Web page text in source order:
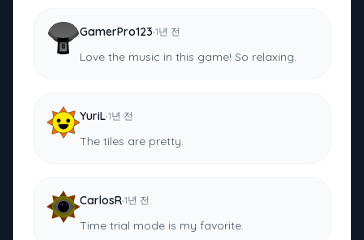
GamerPro123·1년 전
Love the music in this game! So relaxing.
YuriL·1년 전
The tiles are pretty.
CarlosR·1년 전
Time trial mode is my favorite.